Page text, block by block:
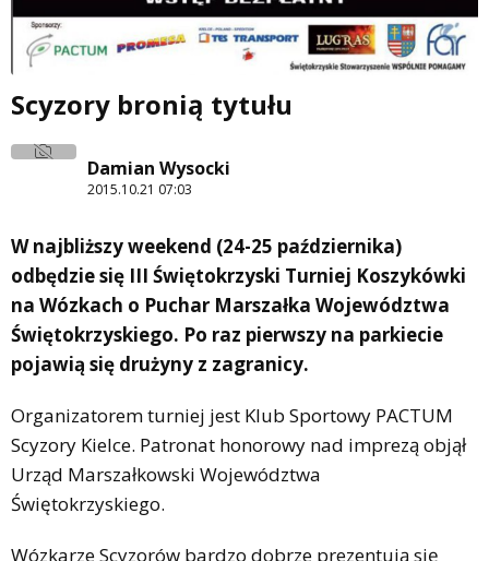
Scyzory bronią tytułu
Damian Wysocki
2015.10.21 07:03
W najbliższy weekend (24-25 października)
odbędzie się III Świętokrzyski Turniej Koszykówki
na Wózkach o Puchar Marszałka Województwa
Świętokrzyskiego. Po raz pierwszy na parkiecie
pojawią się drużyny z zagranicy.
Organizatorem turniej jest Klub Sportowy PACTUM
Scyzory Kielce. Patronat honorowy nad imprezą objął
Urząd Marszałkowski Województwa
Świętokrzyskiego.
Wózkarze Scyzorów bardzo dobrze prezentują się